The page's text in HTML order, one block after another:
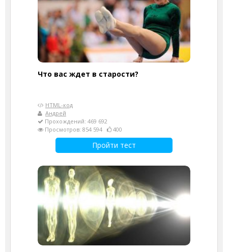
Что вас ждет в старости?
HTML-код
Андрей
Прохождений: 469 692
Просмотров: 854 594
400
Пройти тест